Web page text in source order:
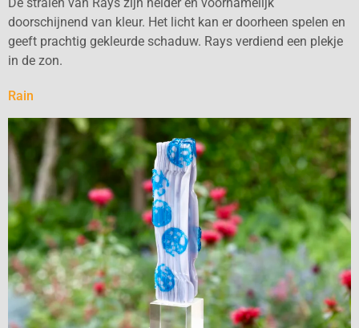
De stralen van Rays zijn helder en voornamelijk
doorschijnend van kleur. Het licht kan er doorheen spelen en
geeft prachtig gekleurde schaduw. Rays verdiend een plekje
in de zon.
Rain